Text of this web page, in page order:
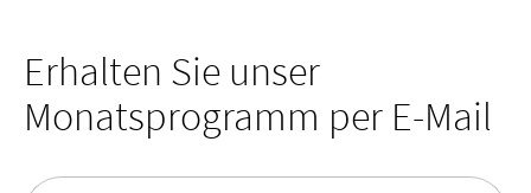
Erhalten Sie unser
Monatsprogramm per E-Mail